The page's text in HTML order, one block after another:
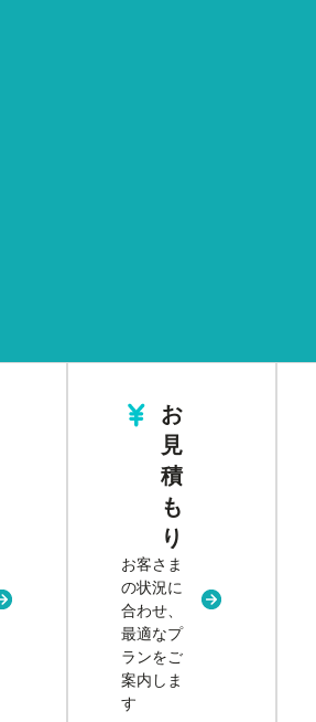
新規タブまたはウィンドウで開く
お
見
積
も
り
お客さま
の状況に
合わせ、
最適なプ
ランをご
案内しま
す
新規タブま